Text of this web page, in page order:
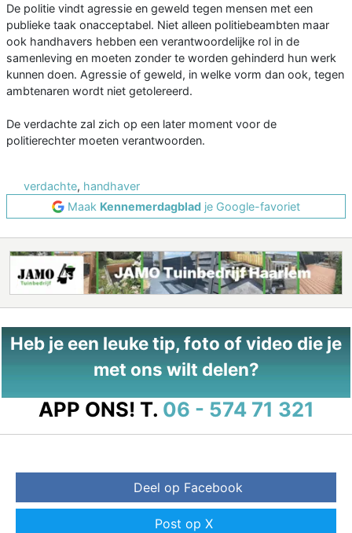
De politie vindt agressie en geweld tegen mensen met een
publieke taak onacceptabel. Niet alleen politiebeambten maar
ook handhavers hebben een verantwoordelijke rol in de
samenleving en moeten zonder te worden gehinderd hun werk
kunnen doen. Agressie of geweld, in welke vorm dan ook, tegen
ambtenaren wordt niet getolereerd.
De verdachte zal zich op een later moment voor de
politierechter moeten verantwoorden.
verdachte, handhaver
Maak Kennemerdagblad je Google-favoriet
Heb je een leuke tip, foto of video die je
met ons wilt delen?
APP ONS! T. 06 - 574 71 321
Deel op Facebook
Post op X